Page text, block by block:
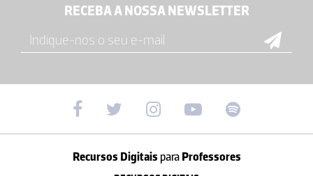
RECEBA A NOSSA NEWSLETTER
Recursos Digitais paraProfessores